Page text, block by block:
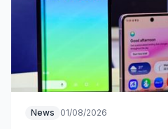
News 01/08/2026